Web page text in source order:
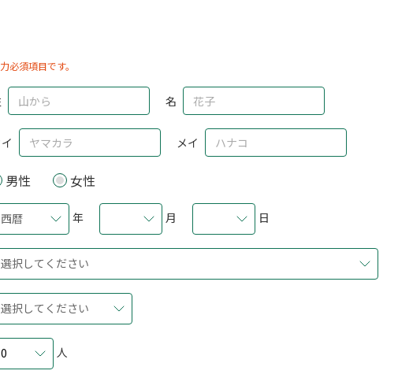
必須項目です。
名
メイ
男性 女性
西暦 年 月 日
選択してください
選択してください
0 人